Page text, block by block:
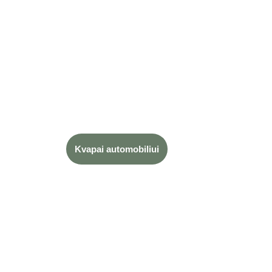
Kvapai automobiliui